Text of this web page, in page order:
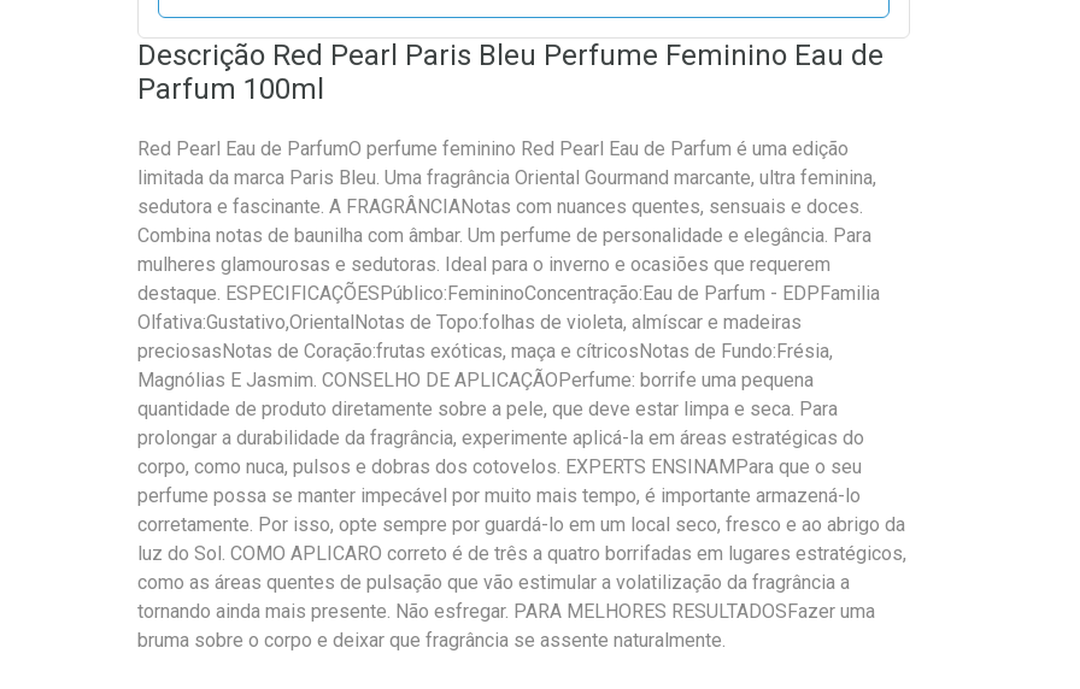
Descrição Red Pearl Paris Bleu Perfume Feminino Eau de
Parfum 100ml
Red Pearl Eau de ParfumO perfume feminino Red Pearl Eau de Parfum é uma edição
limitada da marca Paris Bleu. Uma fragrância Oriental Gourmand marcante, ultra feminina,
sedutora e fascinante. A FRAGRÂNCIANotas com nuances quentes, sensuais e doces.
Combina notas de baunilha com âmbar. Um perfume de personalidade e elegância. Para
mulheres glamourosas e sedutoras. Ideal para o inverno e ocasiões que requerem
destaque. ESPECIFICAÇÕESPúblico:FemininoConcentração:Eau de Parfum - EDPFamilia
Olfativa:Gustativo,OrientalNotas de Topo:folhas de violeta, almíscar e madeiras
preciosasNotas de Coração:frutas exóticas, maça e cítricosNotas de Fundo:Frésia,
Magnólias E Jasmim. CONSELHO DE APLICAÇÃOPerfume: borrife uma pequena
quantidade de produto diretamente sobre a pele, que deve estar limpa e seca. Para
prolongar a durabilidade da fragrância, experimente aplicá-la em áreas estratégicas do
corpo, como nuca, pulsos e dobras dos cotovelos. EXPERTS ENSINAMPara que o seu
perfume possa se manter impecável por muito mais tempo, é importante armazená-lo
corretamente. Por isso, opte sempre por guardá-lo em um local seco, fresco e ao abrigo da
luz do Sol. COMO APLICARO correto é de três a quatro borrifadas em lugares estratégicos,
como as áreas quentes de pulsação que vão estimular a volatilização da fragrância a
tornando ainda mais presente. Não esfregar. PARA MELHORES RESULTADOSFazer uma
bruma sobre o corpo e deixar que fragrância se assente naturalmente.